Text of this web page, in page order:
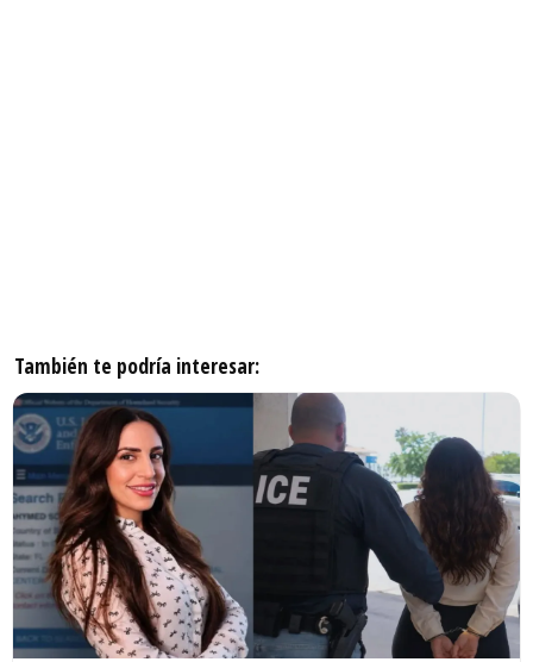
También te podría interesar: